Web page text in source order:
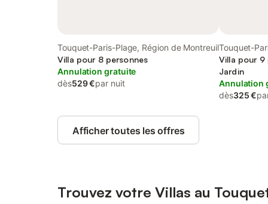
Touquet-Paris-Plage, Région de Montreuil
Villa pour 8 personnes
Annulation gratuite
dès529 €par nuit
Touquet-
Montreuil
Villa pour 9
Jardin
Annulation
dès325 €
Afficher toutes les offres
Trouvez votre Villas au